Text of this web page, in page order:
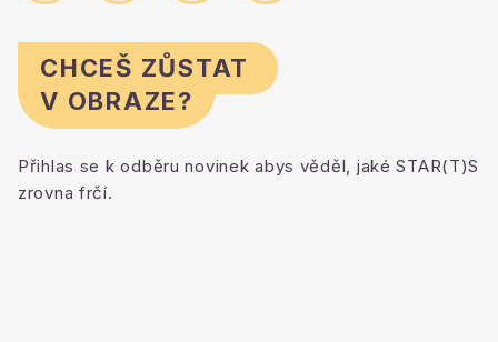
CHCEŠ ZŮSTAT
V OBRAZE?
Přihlas se k odběru novinek abys věděl, jaké STAR(T)S
zrovna frčí.